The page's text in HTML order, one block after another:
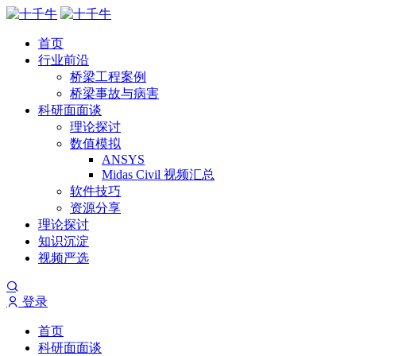
首页
行业前沿
桥梁工程案例
桥梁事故与病害
科研面面谈
理论探讨
数值模拟
ANSYS
Midas Civil 视频汇总
软件技巧
资源分享
理论探讨
知识沉淀
视频严选
登录
首页
科研面面谈